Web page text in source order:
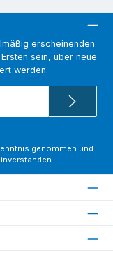
erscheinenden
sein, über neue
werden.
genommen und